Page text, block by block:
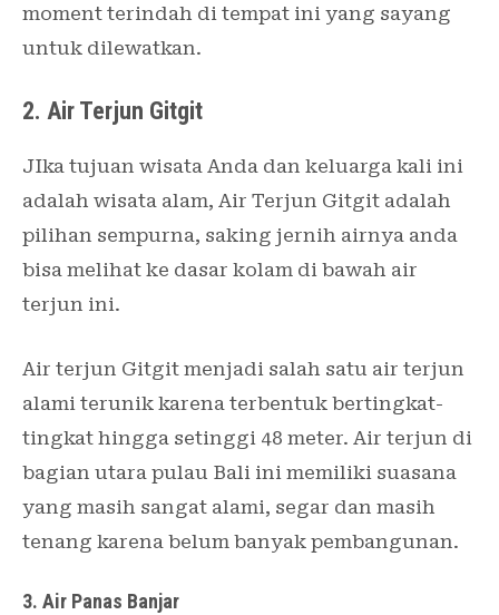
moment terindah di tempat ini yang sayang
untuk dilewatkan.
2. Air Terjun Gitgit
JIka tujuan wisata Anda dan keluarga kali ini
adalah wisata alam, Air Terjun Gitgit adalah
pilihan sempurna, saking jernih airnya anda
bisa melihat ke dasar kolam di bawah air
terjun ini.
Air terjun Gitgit menjadi salah satu air terjun
alami terunik karena terbentuk bertingkat-
tingkat hingga setinggi 48 meter. Air terjun di
bagian utara pulau Bali ini memiliki suasana
yang masih sangat alami, segar dan masih
tenang karena belum banyak pembangunan.
3. Air Panas Banjar